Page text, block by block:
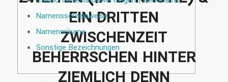
EIN DRITTEN
ZWISCHENZEIT
BEHERRSCHEN HINTER
Namensschreibweise
Namensräume
Sonstige Bezeichnungen